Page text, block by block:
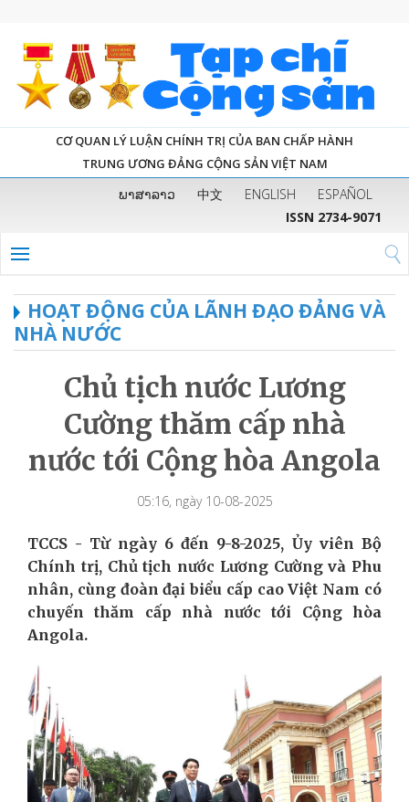
CƠ QUAN LÝ LUẬN CHÍNH TRỊ CỦA BAN CHẤP HÀNH
TRUNG ƯƠNG ĐẢNG CỘNG SẢN VIỆT NAM
ພາສາລາວ 中文 ENGLISH
ESPAÑOL
ISSN 2734-9071
HOẠT ĐỘNG CỦA LÃNH ĐẠO ĐẢNG VÀ
NHÀ NƯỚC
Chủ tịch nước Lương
Cường thăm cấp nhà
nước tới Cộng hòa Angola
05:16, ngày 10-08-2025
TCCS - Từ ngày 6 đến 9-8-2025, Ủy viên Bộ
Chính trị, Chủtịch nước Lương Cường và Phu
nhân, cùng đoàn đại biểu cấp cao Việt Nam có
chuyến thăm cấp nhà nước tới Cộng hòa
Angola.